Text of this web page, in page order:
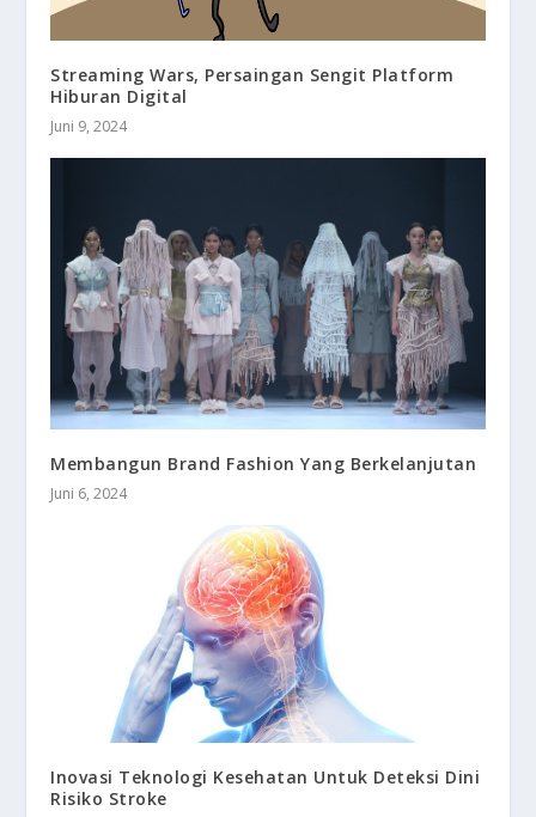
Streaming Wars, Persaingan Sengit Platform
Hiburan Digital
Juni 9, 2024
Membangun Brand Fashion Yang Berkelanjutan
Juni 6, 2024
Inovasi Teknologi Kesehatan Untuk Deteksi Dini
Risiko Stroke